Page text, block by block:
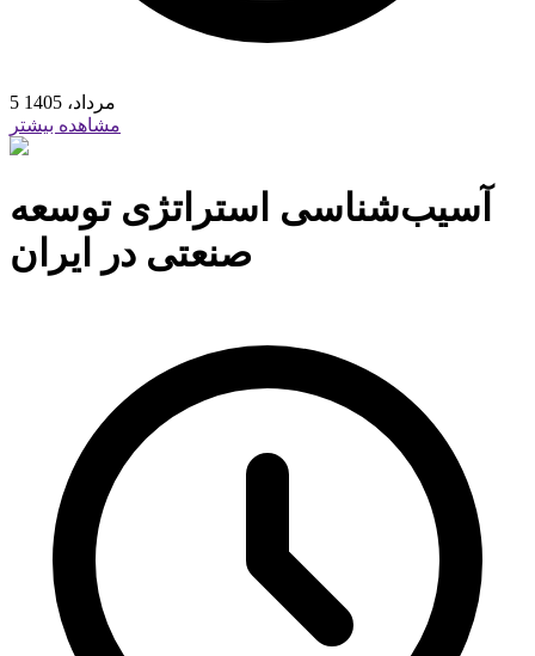
5 مرداد، 1405
مشاهده بیشتر
آسیب‌شناسی استراتژی توسعه
صنعتی در ایران